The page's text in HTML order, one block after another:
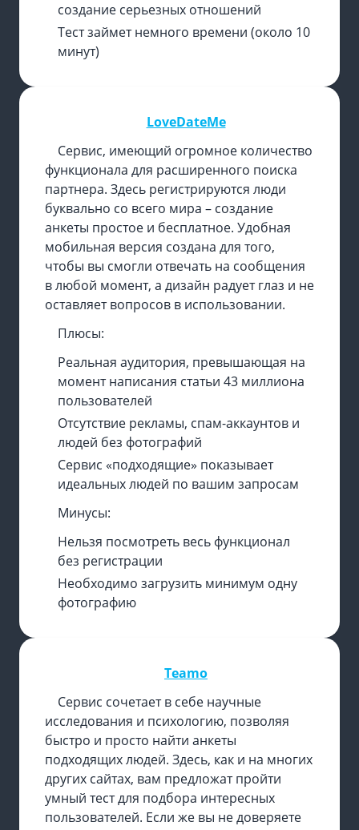
создание серьезных отношений
Тест займет немного времени (около 10
минут)
LoveDateMe
Сервис, имеющий огромное количество
функционала для расширенного поиска
партнера. Здесь регистрируются люди
буквально со всего мира – создание
анкеты простое и бесплатное. Удобная
мобильная версия создана для того,
чтобы вы смогли отвечать на сообщения
в любой момент, а дизайн радует глаз и не
оставляет вопросов в использовании.
Плюсы:
Реальная аудитория, превышающая на
момент написания статьи 43 миллиона
пользователей
Отсутствие рекламы, спам-аккаунтов и
людей без фотографий
Сервис «подходящие» показывает
идеальных людей по вашим запросам
Минусы:
Нельзя посмотреть весь функционал
без регистрации
Необходимо загрузить минимум одну
фотографию
Teamo
Сервис сочетает в себе научные
исследования и психологию, позволяя
быстро и просто найти анкеты
подходящих людей. Здесь, как и на многих
других сайтах, вам предложат пройти
умный тест для подбора интересных
пользователей. Если же вы не доверяете